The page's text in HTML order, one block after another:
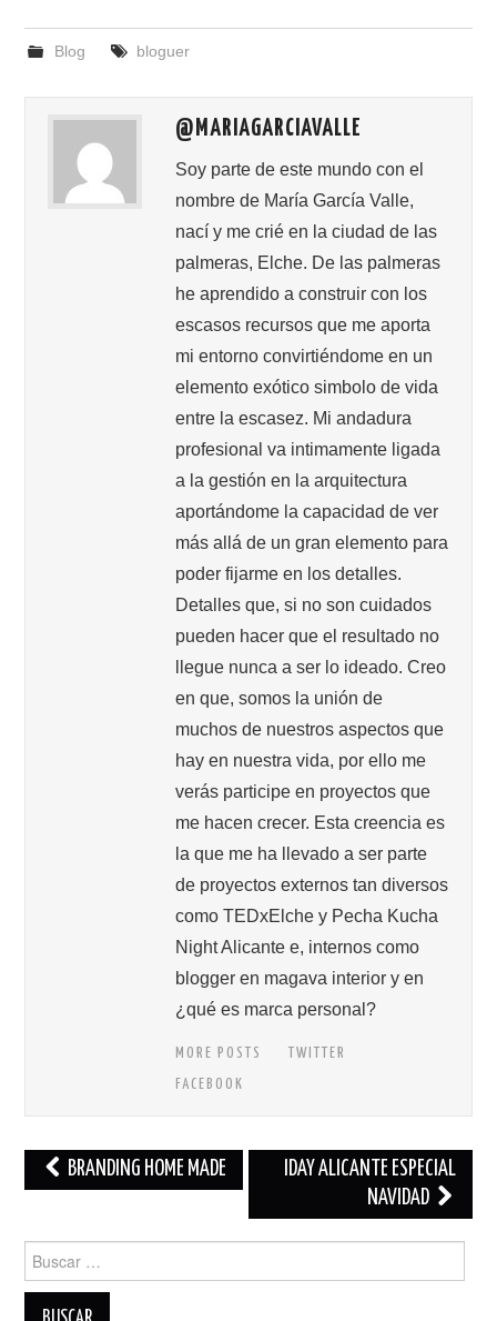
c
e
b
o
o
k
st
o
d
o
n
ail m
ar
tir
Blog bloguer
@MARIAGARCIAVALLE
Soy parte de este mundo con el
nombre de María García Valle,
nací y me crié en la ciudad de las
palmeras, Elche. De las palmeras
he aprendido a construir con los
escasos recursos que me aporta
mi entorno convirtiéndome en un
elemento exótico simbolo de vida
entre la escasez. Mi andadura
profesional va intimamente ligada
a la gestión en la arquitectura
aportándome la capacidad de ver
más allá de un gran elemento para
poder fijarme en los detalles.
Detalles que, si no son cuidados
pueden hacer que el resultado no
llegue nunca a ser lo ideado. Creo
en que, somos la unión de
muchos de nuestros aspectos que
hay en nuestra vida, por ello me
verás participe en proyectos que
me hacen crecer. Esta creencia es
la que me ha llevado a ser parte
de proyectos externos tan diversos
como TEDxElche y Pecha Kucha
Night Alicante e, internos como
blogger en magava interior y en
¿qué es marca personal?
MORE POSTS
TWITTER
FACEBOOK
Navegación
de
BRANDING HOME MADE
IDAY ALICANTE ESPECIAL
NAVIDAD